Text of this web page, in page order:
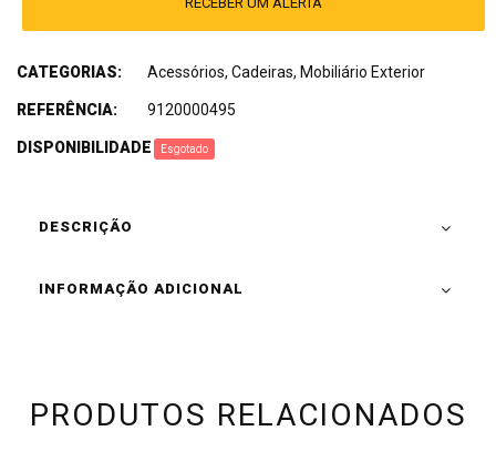
CATEGORIAS: Acessórios, Cadeiras, Mobiliário Exterior
REFERÊNCIA: 9120000495
DISPONIBILIDADE: Esgotado
DESCRIÇÃO
INFORMAÇÃO ADICIONAL
PRODUTOS RELACIONADOS